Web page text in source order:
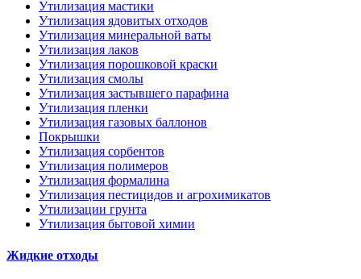
Утилизация мастики
Утилизация ядовитых отходов
Утилизация минеральной ваты
Утилизация лаков
Утилизация порошковой краски
Утилизация смолы
Утилизация застывшего парафина
Утилизация пленки
Утилизация газовых баллонов
Покрышки
Утилизация сорбентов
Утилизация полимеров
Утилизация формалина
Утилизация пестицидов и агрохимикатов
Утилизации грунта
Утилизация бытовой химии
Жидкие отходы